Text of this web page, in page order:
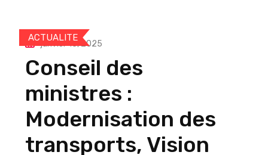
ACTUALITE
janvier 15, 2025
Conseil des
ministres :
Modernisation des
transports, Vision